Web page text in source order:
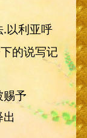
以利亚呼
的说写记
予